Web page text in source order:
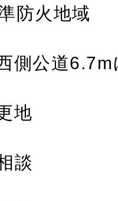
防火地域
側公道
地
談